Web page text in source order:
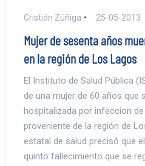
Cristián Zúñiga 25-05-2013
Mujer de sesenta años
en la región de Los Lagos
El Instituto de Salud Pública
de una mujer de 60 años que
hospitalizada por infeccion
proveniente de la región de
estatal de salud precisó que
quinto fallecimiento que se